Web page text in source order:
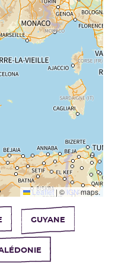
chez moi
Leaflet | © IGNmaps.
GUYANE